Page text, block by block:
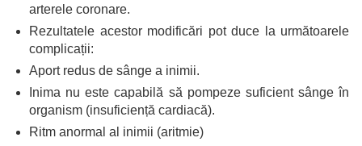
arterele coronare.
Rezultatele acestor modificări pot duce la următoarele
complicații:
Aport redus de sânge a inimii.
Inima nu este capabilă să pompeze suficient sânge în
organism (insuficiență cardiacă).
Ritm anormal al inimii (aritmie)